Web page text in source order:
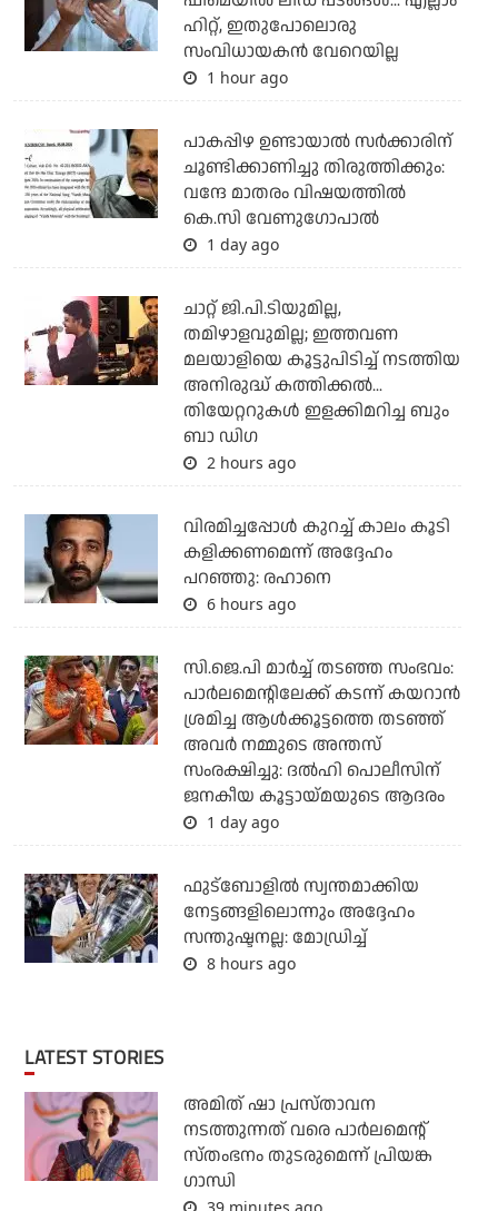
ഹിറ്റ്, ഇതുപോലൊരു
സംവിധായകന്‍ വേറെയില്ല
1 hour ago
പാകപ്പിഴ ഉണ്ടായാല്‍ സര്‍ക്കാരിന്
ചൂണ്ടിക്കാണിച്ചു തിരുത്തിക്കും:
വന്ദേ മാതരം വിഷയത്തില്‍
കെ.സി വേണുഗോപാല്‍
1 day ago
ചാറ്റ് ജി.പി.ടിയുമില്ല,
തമിഴാളവുമില്ല; ഇത്തവണ
മലയാളിയെ കൂട്ടുപിടിച്ച് നടത്തിയ
അനിരുദ്ധ് കത്തിക്കല്‍...
തിയേറ്ററുകള്‍ ഇളക്കിമറിച്ച ബും
ബാ ഡിഗ
2 hours ago
വിരമിച്ചപ്പോള്‍ കുറച്ച് കാലം കൂടി
കളിക്കണമെന്ന് അദ്ദേഹം
പറഞ്ഞു: രഹാനെ
6 hours ago
സി.ജെ.പി മാര്‍ച്ച് തടഞ്ഞ സംഭവം:
പാര്‍ലമെന്റിലേക്ക് കടന്ന് കയറാന്‍
ശ്രമിച്ച ആള്‍ക്കൂട്ടത്തെ തടഞ്ഞ്
അവര്‍ നമ്മുടെ അന്തസ്
സംരക്ഷിച്ചു: ദല്‍ഹി പൊലീസിന്
ജനകീയ കൂട്ടായ്മയുടെ ആദരം
1 day ago
ഫുട്ബോളില്‍ സ്വന്തമാക്കിയ
നേട്ടങ്ങളിലൊന്നും അദ്ദേഹം
സന്തുഷ്ടനല്ല: മോഡ്രിച്ച്
8 hours ago
LATEST STORIES
അമിത് ഷാ പ്രസ്താവന
നടത്തുന്നത് വരെ പാര്‍ലമെന്റ്
സ്തംഭനം തുടരുമെന്ന് പ്രിയങ്ക
ഗാന്ധി